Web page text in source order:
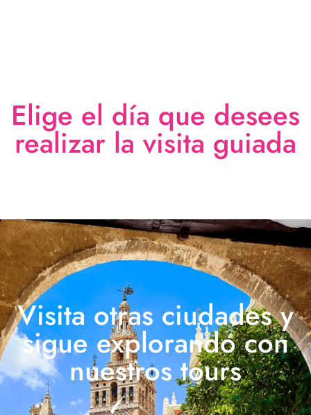
Elige el día que desees
realizar la visita guiada
Visita otras ciudades y
sigue explorando con
nuestros tours